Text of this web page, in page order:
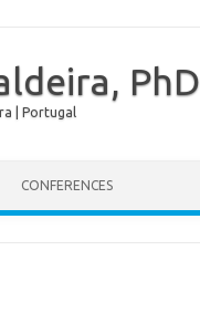
PhD
| Portugal
CONFERENCES